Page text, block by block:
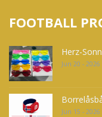
FOOTBALL
Herz-
Jun 20 - 2026
Jun 15 - 2026